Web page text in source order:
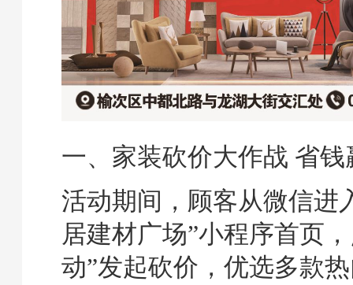
一、家装砍价大作战 省钱
活动期间，顾客从微信进
居建材广场”小程序首页
动”发起砍价，优选多款